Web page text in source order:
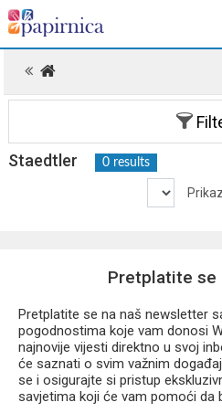
Staedtler 0 results
Pretplatite se
Pretplatite se na naš newsletter
pogodnostima koje vam donosi
najnovije vijesti direktno u svoj
će saznati o svim važnim
se i osigurajte si pristup
savjetima koji će vam pomoći da